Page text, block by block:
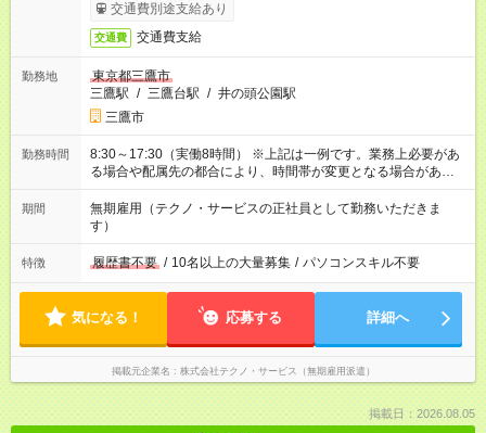
交通費別途支給あり
交通費 交通費支給
勤務地
東京都三鷹市
三鷹駅 / 三鷹台駅 / 井の頭公園駅
三鷹市
勤務時間
8:30～17:30（実働8時間） ※上記は一例です。業務上必要があ
る場合や配属先の都合により、時間帯が変更となる場合があり
ます。
期間
無期雇用（テクノ・サービスの正社員として勤務いただきま
す）
特徴 履歴書不要 / 10名以上の大量募集 / パソコンスキル不要
気になる！ 応募する 詳細へ
掲載元企業名 株式会社テクノ・サービス（無期雇用派遣）
掲載日：2026.08.05